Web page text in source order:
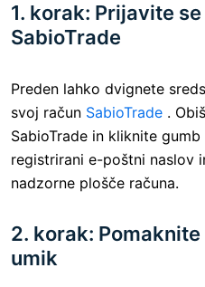
1. korak: Prijavite
SabioTrade
Preden lahko dvignete
svoj račun SabioTrade .
SabioTrade in kliknite gumb
registrirani e-poštni naslov
nadzorne plošče računa.
2. korak:
umik